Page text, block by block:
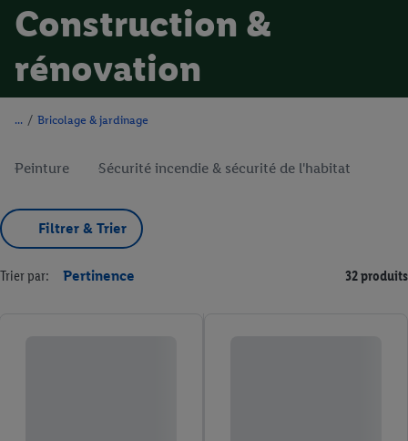
Construction &
rénovation
/ Bricolage & jardinage
Peinture Sécurité incendie & sécurité de l'habitat
Filtrer & Trier
Trier par: Pertinence 32 produits